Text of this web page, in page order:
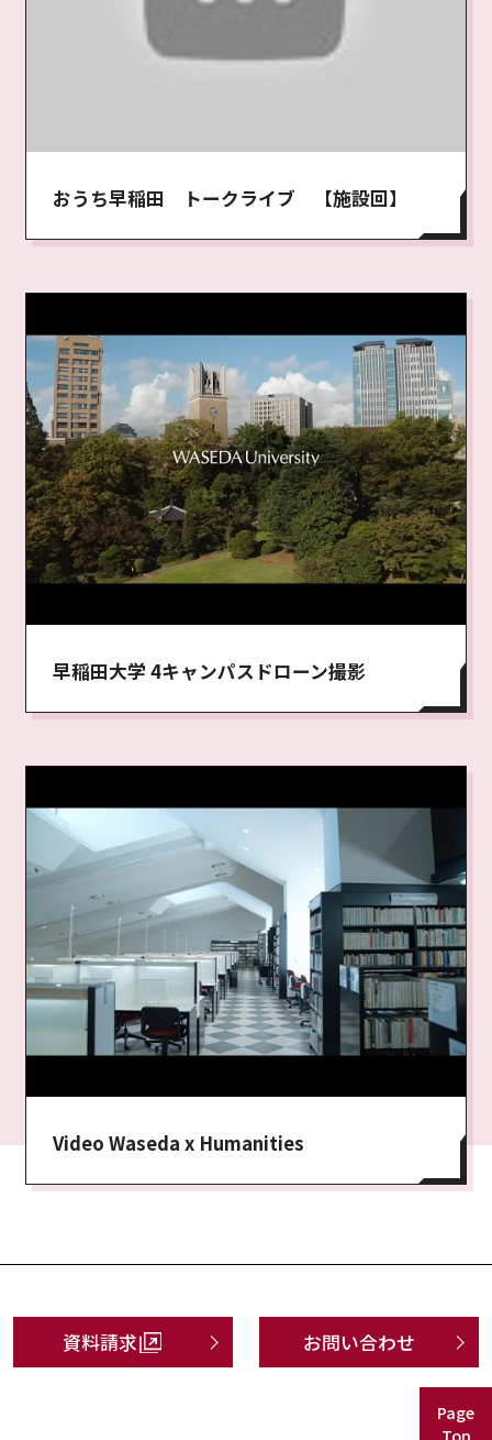
おうち早稲田 トークライブ 【施設回】
早稲田大学 4キャンパスドローン撮影
Video Waseda x Humanities
資料請求 お問い合わせ
Page
Top